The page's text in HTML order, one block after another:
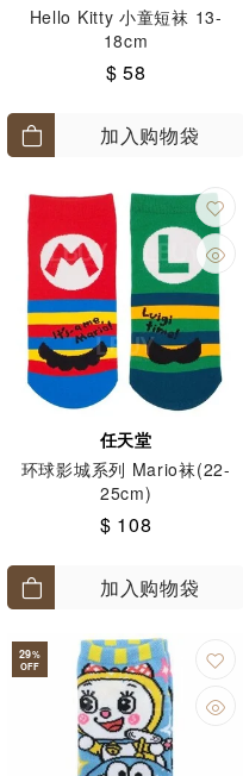
Hello Kitty 小童短袜 13-
18cm
$ 58
加入购物袋
任天堂
环球影城系列 Mario袜(22-
25cm)
$ 108
加入购物袋
29%
OFF